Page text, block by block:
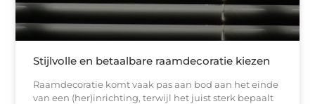
Stijlvolle en betaalbare raamdecoratie kiezen
Raamdecoratie komt vaak pas aan bod aan het einde
van een (her)inrichting, terwijl het juist sterk bepaalt